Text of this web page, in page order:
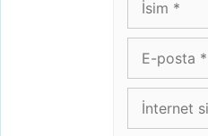
posta
İnternet
sitesi